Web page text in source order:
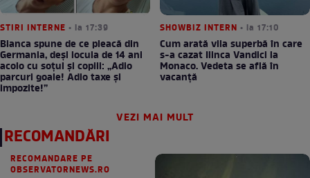
STIRI INTERNE • la 17:39
Bianca spune de ce pleacă din
Germania, deși locuia de 14 ani
acolo cu soțul și copiii: „Adio
parcuri goale! Adio taxe și
impozite!”
SHOWBIZ INTERN • la 17:10
Cum arată vila superbă în care
s-a cazat Ilinca Vandici la
Monaco. Vedeta se află în
vacanță
VEZI MAI MULT
RECOMANDĂRI
RECOMANDARE PE
OBSERVATORNEWS.RO